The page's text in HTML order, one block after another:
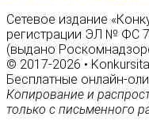
Сетевое издание
регистрации ЭЛ № ФС
(выдано
© 2017-2026 •
Бесплатные онлайн-
Копирование и
только с письменного